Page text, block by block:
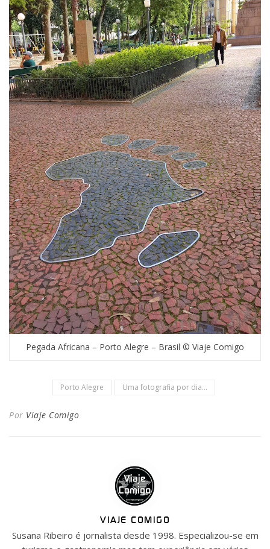
Pegada Africana – Porto Alegre – Brasil © Viaje Comigo
Porto Alegre Uma fotografia por dia...
Por Viaje Comigo
VIAJE COMIGO
Susana Ribeiro é jornalista desde 1998. Especializou-se em